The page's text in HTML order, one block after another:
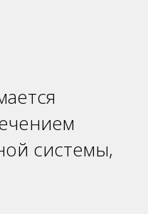
системы,